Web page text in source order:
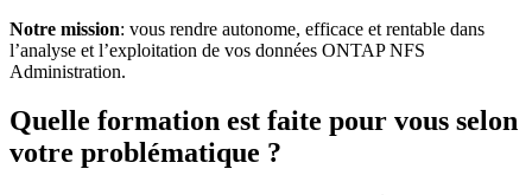
Notre mission: vous rendre autonome, efficace et rentable dans
l’analyse et l’exploitation de vos données ONTAP NFS
Administration.
Quelle formation est faite pour vous selon
votre problématique ?